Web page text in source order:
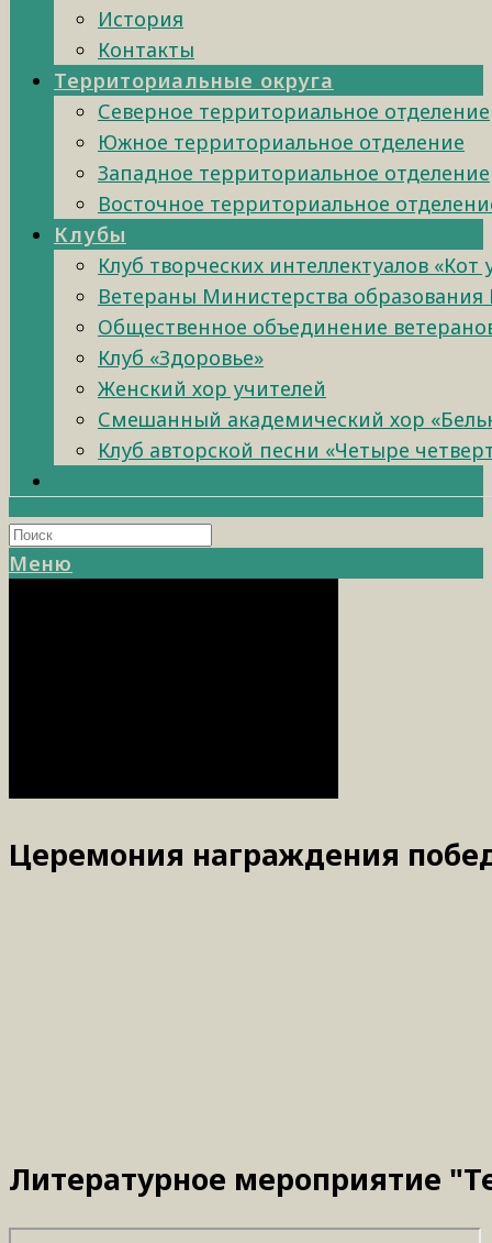
История
Контакты
Территориальные округа
Северное территориальное отделение
Южное территориальное отделение
Западное территориальное отделение
Восточное территориальное
Клубы
Клуб творческих интеллектуалов «Кот
Ветераны Министерства образования
Общественное объединение
Клуб «Здоровье»
Женский хор учителей
Смешанный академический хор
Клуб авторской песни «Четыре
Меню
Церемония награждения
Литературное мероприятие